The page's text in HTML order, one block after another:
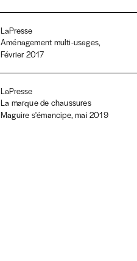
LaPresse
Aménagement multi-usages,
Février 2017
LaPresse
La marque de chaussures
Maguire s'émancipe, mai 2019